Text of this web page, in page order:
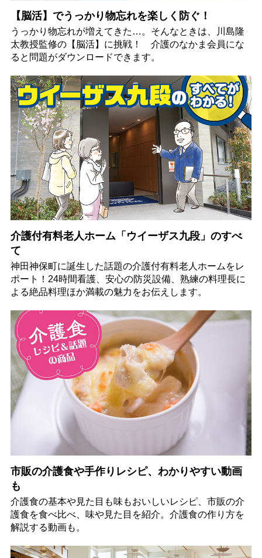
【脳活】でうっかり物忘れを楽しく防ぐ！
うっかり物忘れが増えてきた…。そんなときは、川島隆
太教授監修の【脳活】に挑戦！ 介護のなかま会員にな
ると問題がダウンロードできます。
介護付有料老人ホーム「ウイーザス九段」のすべ
て
神田神保町に誕生した話題の介護付有料老人ホームをレ
ポート！24時間看護、安心の防災設備、熟練の料理長に
よる絶品料理ほか満載の魅力をお伝えします。
市販の介護食や手作りレシピ、わかりやすい動画
も
介護食の基本や見た目も味もおいしいレシピ、市販の介
護食を食べ比べ、味や見た目を紹介。介護食の作り方を
解説する動画も。